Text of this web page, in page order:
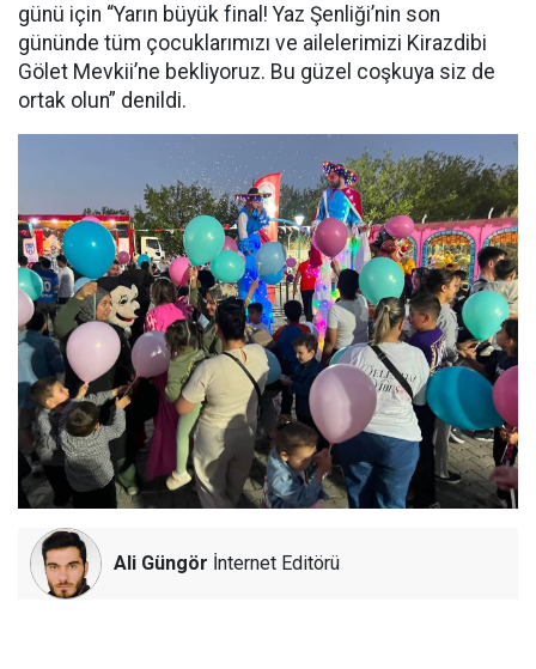
günü için “Yarın büyük final! Yaz Şenliği’nin son
gününde tüm çocuklarımızı ve ailelerimizi Kirazdibi
Gölet Mevkii’ne bekliyoruz. Bu güzel coşkuya siz de
ortak olun” denildi.
Ali Güngör İnternet Editörü